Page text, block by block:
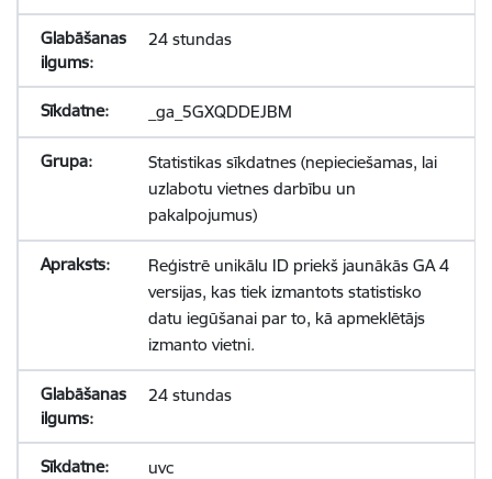
24 stundas
_ga_5GXQDDEJBM
Statistikas sīkdatnes (nepieciešamas, lai
uzlabotu vietnes darbību un
pakalpojumus)
Reģistrē unikālu ID priekš jaunākās GA 4
versijas, kas tiek izmantots statistisko
datu iegūšanai par to, kā apmeklētājs
izmanto vietni.
24 stundas
uvc